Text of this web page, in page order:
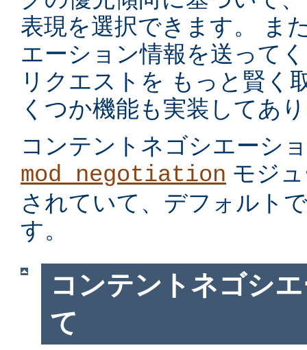
表現を選択できます。 ま
エーション情報を送って
リクエストを もっと賢く
くつか機能も実装してあ
コンテントネゴシエーシ
mod_negotiation モジ
されていて、デフォルト
す。
コンテントネゴシ
て